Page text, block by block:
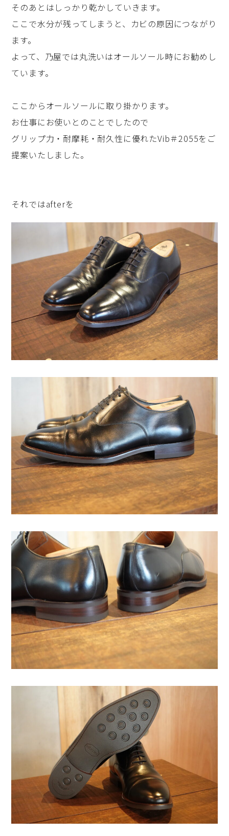
そのあとはしっかり乾かしていきます。
ここで水分が残ってしまうと、カビの原因につながり
ます。
よって、乃屋では丸洗いはオールソール時にお勧めし
ています。
ここからオールソールに取り掛かります。
お仕事にお使いとのことでしたので
グリップ力・耐摩耗・耐久性に優れたVib＃2055をご
提案いたしました。
それではafterを